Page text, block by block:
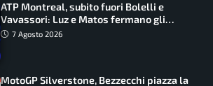
ATP Montreal, subito fuori Bolelli e
Vavassori: Luz e Matos fermano gli
azzurri
7 Agosto 2026
MotoGP Silverstone, Bezzecchi piazza la